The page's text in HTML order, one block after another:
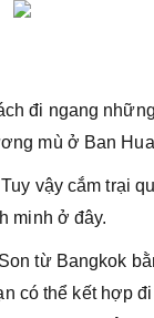
đi ngang
mù ở Ban
vậy cắm trại
minh ở đây.
từ Bangkok
có thể kết hợp